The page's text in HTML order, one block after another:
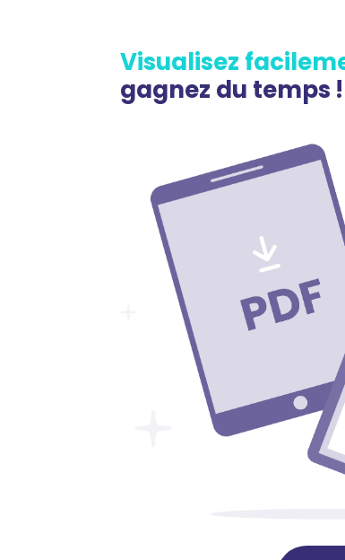
Visualisez
gagnez du temps !